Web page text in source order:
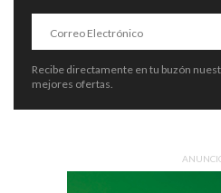
Recibe directamente en tu buzón
mejores ofertas.